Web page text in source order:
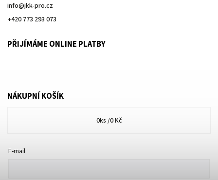
info@jkk-pro.cz
+420 773 293 073
PŘIJÍMÁME ONLINE PLATBY
NÁKUPNÍ KOŠÍK
0ks /0 Kč
E-mail